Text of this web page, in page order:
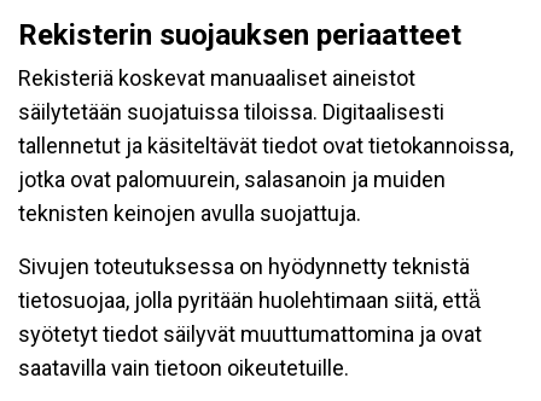
Rekisterin suojauksen periaatteet
Rekisteriä koskevat manuaaliset aineistot
säilytetään suojatuissa tiloissa. Digitaalisesti
tallennetut ja käsiteltävät tiedot ovat tietokannoissa,
jotka ovat palomuurein, salasanoin ja muiden
teknisten keinojen avulla suojattuja.
Sivujen toteutuksessa on hyödynnetty teknistä
tietosuojaa, jolla pyritään huolehtimaan siitä, että̈
syötetyt tiedot säilyvät muuttumattomina ja ovat
saatavilla vain tietoon oikeutetuille.